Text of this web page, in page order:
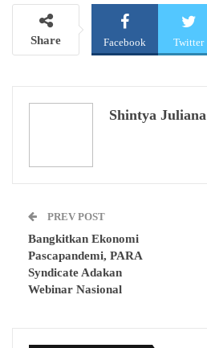
Share Facebook Twitter
Shintya Juliana
PREV POST
Bangkitkan Ekonomi
Pascapandemi, PARA
Syndicate Adakan
Webinar Nasional